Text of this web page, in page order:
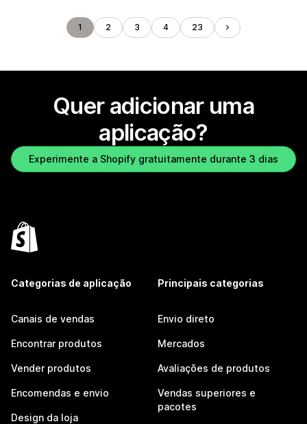
1 2 3 4 23
Quer adicionar uma
aplicação?
Experimente a Shopify gratuitamente durante 3 dias
Categorias de aplicação
Canais de vendas
Encontrar produtos
Vender produtos
Encomendas e envio
Design da loja
Principais categorias
Envio direto
Mercados
Avaliações de produtos
Vendas superiores e
pacotes